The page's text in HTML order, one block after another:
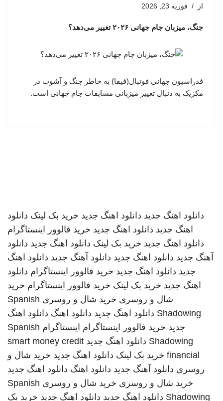
از فوریه 23, 2026
جنگ، میزبان جام جهانی ۲۰۲۶ تغییر می‌دهد؟
فدراسیون جهانی فوتبال(فیفا) به خاطر جنگ و آشوب در
مکزیک به دنبال تغییر میزبانی مسابقات جام جهانی است.
دانلود اهنگ جدید دانلود اهنگ جدید خرید بک لینک دانلود
اهنگ جدید دانلود اهنگ جدید خرید فالوور اینستاگرام
دانلود اهنگ جدید خرید بک لینک دانلود اهنگ جدید دانلود
آهنگ جدید دانلود اهنگ جدید دانلود آهنگ جدید دانلود اهنگ
جدید دانلود اهنگ جدید خرید فالوور اینستاگرام دانلود
اهنگ جدید خرید بک لینک خرید فالوور اینستاگرام خرید
شال و روسری خرید شال و روسری Spanish
Shadowing دانلود اهنگ جدید دانلود اهنگ دانلود اهنگ
جدید خرید فالوور اینستاگرام اینستاگرام Spanish
Shadowing دانلود اهنگ جدید smart money credit
financial خرید بک لینک دانلود اهنگ جدید خرید شال و
روسری دانلود آهنگ جدید دانلود اهنگ دانلود اهنگ جدید
خرید شال و روسری خرید شال و روسری Spanish
Shadowing دانلود اهنگ جدید دانلود اهنگ جدید خرید بک